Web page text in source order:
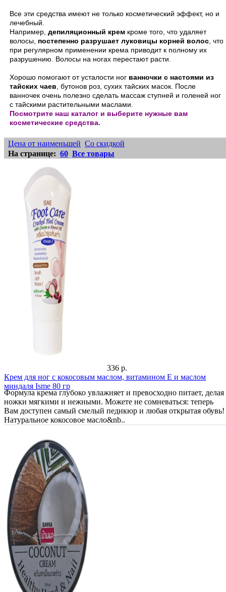
Все эти средства имеют не только косметический эффект, но и
лечебный.
Например, депиляционный крем кроме того, что удаляет
волосы, постепенно разрушает луковицы корней волос , что
при регулярном применении крема приводит к полному их
разрушению. Волосы на ногах перестают расти.
Хорошо помогают от усталости ног ванночки с настоями из
тайских чаев , бутонов роз, сухих тайских масок. После
ванночек очень полезно сделать массаж ступней и голеней ног
с тайскими растительными маслами.
Посмотрите наш каталог и выберите нужные вам
косметические средства.
Цена от наименьшей Cо скидкой
На странице: 60 Все товары
336 р.
Крем для ног с кокосовым маслом, витамином Е и маслом
миндаля Isme 80 гр
Формула крема глубоко увлажняет и превосходно питает, делая
ножки мягкими и нежными. Можете не сомневаться: теперь
Вам доступен самый смелый педикюр и любая открытая обувь!
Натуральное кокосовое масло&nb..